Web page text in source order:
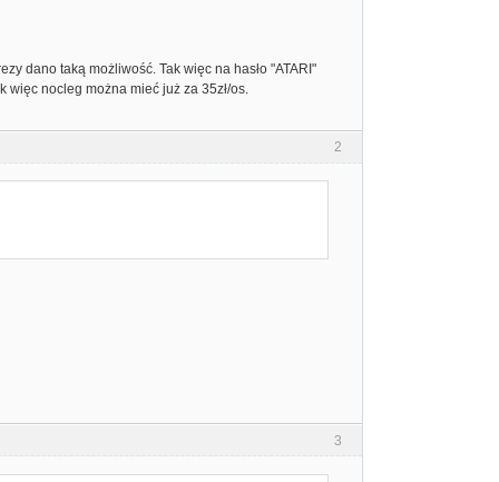
dano taką możliwość. Tak więc na hasło "ATARI"
nocleg można mieć już za 35zł/os.
2
3